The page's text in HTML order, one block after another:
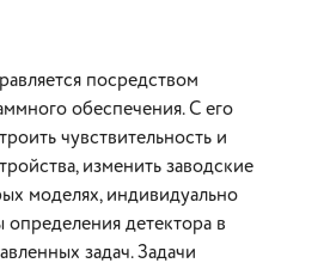
посредством
обеспечения. С его
чувствительность и
изменить заводские
моделях, индивидуально
определения детектора в
задач. Задачи